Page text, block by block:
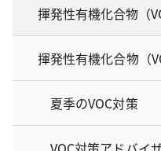
揮発性有機化合物（
揮発性有機化合物（
夏季のVOC対策